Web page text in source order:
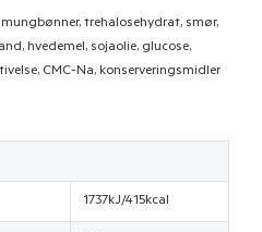
trehalosehydrat, smør,
hvedemel, sojaolie, glucose,
CMC-Na, konserveringsmidler
1737kJ/415kcal